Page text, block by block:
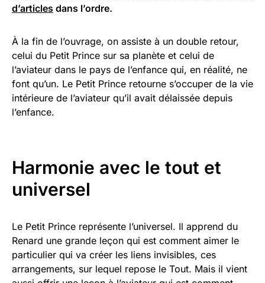
d’articles dans l’ordre.
À la fin de l’ouvrage, on assiste à un double retour,
celui du Petit Prince sur sa planète et celui de
l’aviateur dans le pays de l’enfance qui, en réalité, ne
font qu’un. Le Petit Prince retourne s’occuper de la vie
intérieure de l’aviateur qu’il avait délaissée depuis
l’enfance.
Harmonie avec le tout et
universel
Le Petit Prince représente l’universel. Il apprend du
Renard une grande leçon qui est comment aimer le
particulier qui va créer les liens invisibles, ces
arrangements, sur lequel repose le Tout. Mais il vient